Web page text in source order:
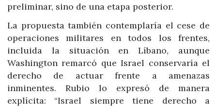
preliminar, sino de una etapa posterior.
La propuesta también contemplaría el cese de
operaciones militares en todos los frentes,
incluida la situación en Líbano, aunque
Washington remarcó que Israel conservaría el
derecho de actuar frente a amenazas
inminentes. Rubio lo expresó de manera
explícita: “Israel siempre tiene derecho a